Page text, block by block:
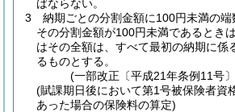
ばならない。
3
納期ごとの分割金額に100円未満の
その分割金額が100円未満であるとき
はその全額は、すべて最初の納期に係
るものとする。
(一部改正〔平成21年条例11号
(賦課期日後において第1号被保険者資
あった場合の保険料の算定)